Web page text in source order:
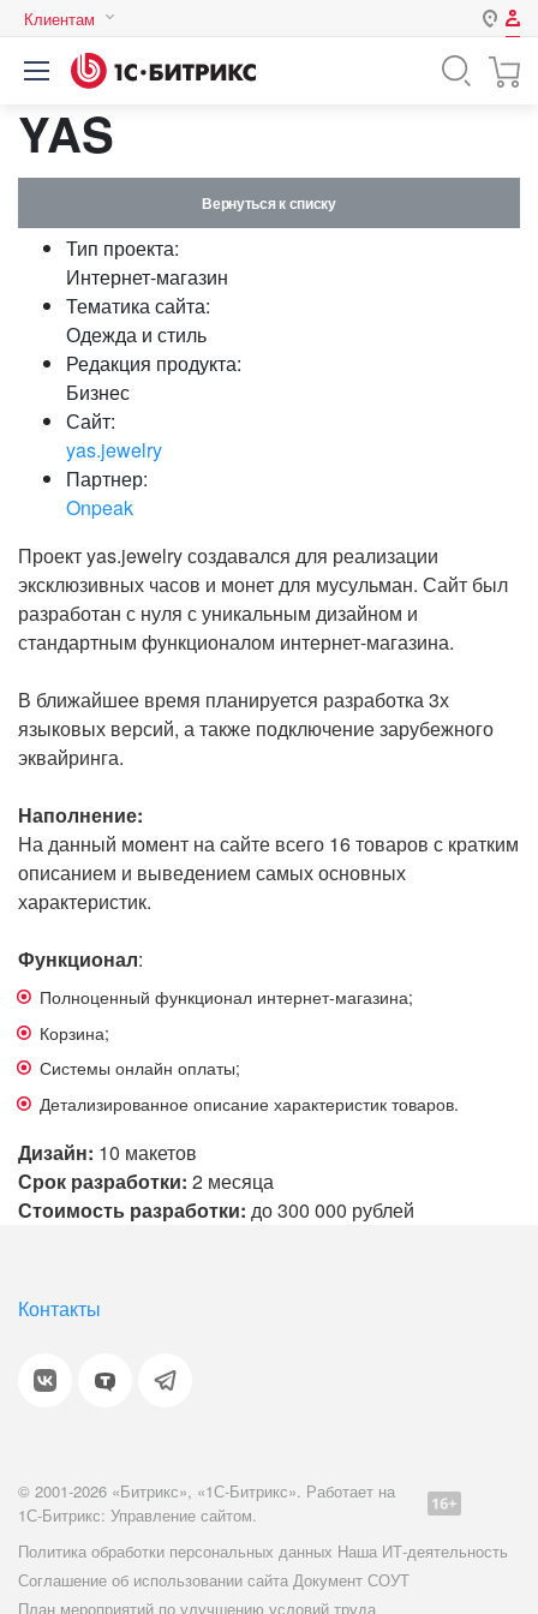
Клиентам
Авторизация
Логин
Пароль
YAS
Вернуться к списку
Тип проекта:
Интернет-магазин
Тематика сайта:
Одежда и стиль
Редакция продукта:
Бизнес
Сайт:
yas.jewelry
Партнер:
Onpeak
Проект yas.jewelry создавался для реализации
эксклюзивных часов и монет для мусульман. Сайт был
разработан с нуля с уникальным дизайном и
стандартным функционалом интернет-магазина.
В ближайшее время планируется разработка 3х
языковых версий, а также подключение зарубежного
эквайринга.
Наполнение:
На данный момент на сайте всего 16 товаров с кратким
описанием и выведением самых основных
характеристик.
Функционал:
Полноценный функционал интернет-магазина;
Корзина;
Системы онлайн оплаты;
Детализированное описание характеристик товаров.
Дизайн: 10 макетов
Срок разработки: 2 месяца
Стоимость разработки: до 300 000 рублей
Контакты
© 2001-2026 «Битрикс», «1С-Битрикс». Работает на
1С-Битрикс: Управление сайтом.
Политика обработки персональных данных Наша ИТ-деятельность
Соглашение об использовании сайта Документ СОУТ
План мероприятий по улучшению условий труда